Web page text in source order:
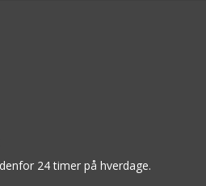
24 timer på hverdage.